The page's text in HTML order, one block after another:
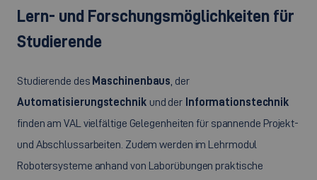
Lern- und Forschungsmöglichkeiten für
Studierende
Studierende des Maschinenbaus , der
Automatisierungstechnik und der Informationstechnik
finden am VAL vielfältige Gelegenheiten für spannende Projekt-
und Abschlussarbeiten. Zudem werden im Lehrmodul
Robotersysteme anhand von Laborübungen praktische